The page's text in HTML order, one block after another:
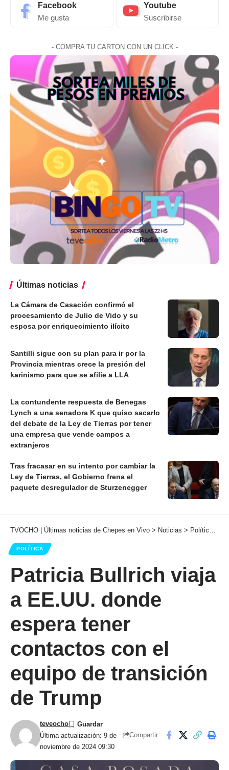
Facebook
Me gusta
Youtube
Suscribirse
- COMPRA TU CARTON CON UN CLICK -
Últimas noticias
La Cámara de Casación confirmó el
procesamiento de Julio de Vido y su
esposa por enriquecimiento ilícito
Santilli sigue con su plan para ir por la
Provincia mientras crece la presión del
karinismo para que se afilie a LLA
La contundente respuesta de Benegas
Lynch a una senadora K que quiso sacarlo
del debate de la Ley de Tierras por tener
una empresa que vende campos a
extranjeros
Tras fracasar en su intento por cambiar la
Ley de Tierras, el Gobierno frena el
paquete desregulador de Sturzenegger
TVOCHO | Últimas noticias de Chepes en Vivo > Noticias > Política
POLÍTICA
Patricia Bullrich viaja
a EE.UU. donde
espera tener
contactos con el
equipo de transición
de Trump
Última actualización: 9 de
noviembre de 2024 09:30
teveocho
Compartir